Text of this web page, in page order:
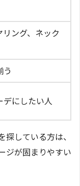
ング、ネック
う
デにしたい人
している方は、
ジが固まりやすい